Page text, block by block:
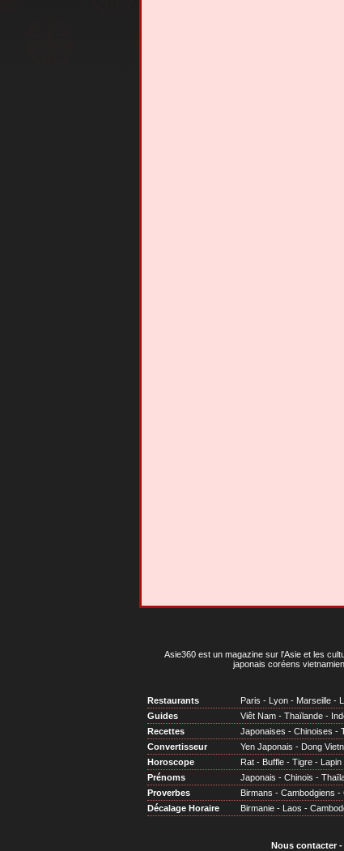
Asie360 est un magazine sur l'Asie et les
japonais coréens
Restaurants Paris - Lyon - Marseille -
Guides
Viêt Nam - Thaïlande -
Recettes
Japonaises - Chinoises -
Convertisseur
Yen Japonais - Dong
Horoscope
Rat - Buffle - Tigre - Lapin
Prénoms
Japonais - Chinois -
Proverbes
Birmans - Cambodgiens -
Décalage Horaire
Birmanie - Laos -
Nous contacter-